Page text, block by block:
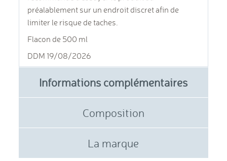
préalablement sur un endroit discret afin de
limiter le risque de taches.
Flacon de 500 ml
DDM 19/08/2026
Informations complémentaires
Composition
La marque